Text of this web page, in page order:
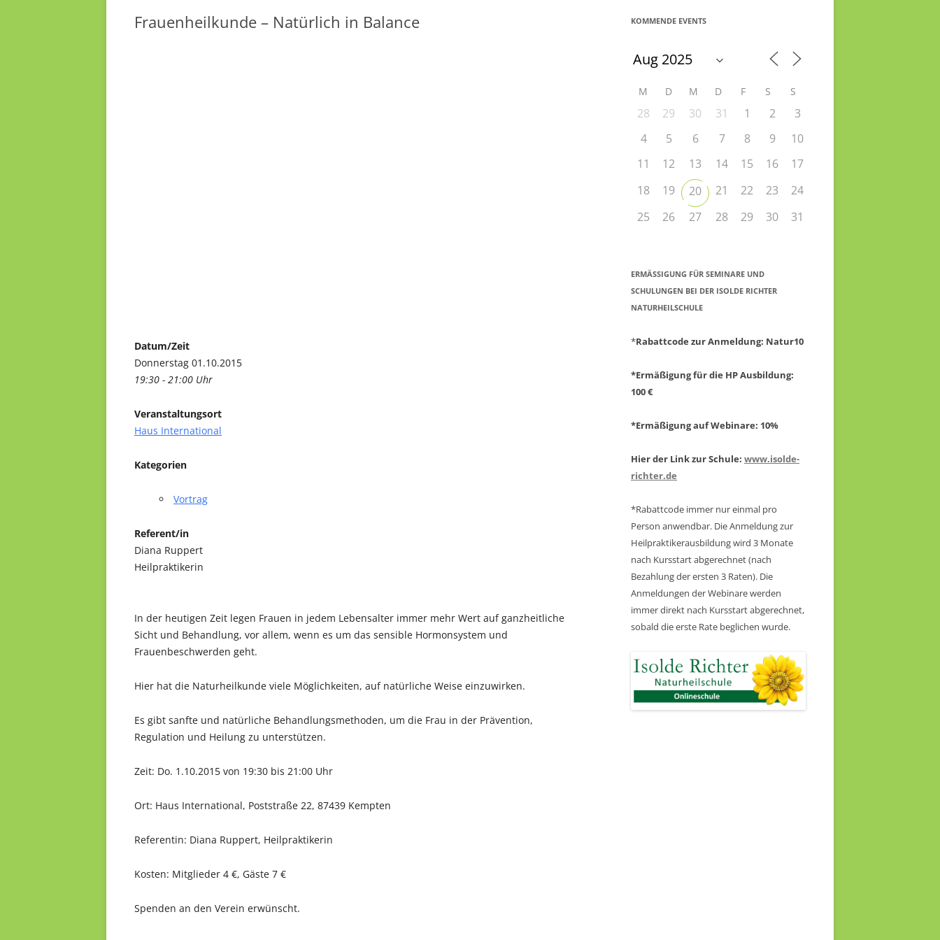
Frauenheilkunde – Natürlich in Balance
Datum/Zeit
Donnerstag 01.10.2015
19:30 - 21:00 Uhr
Veranstaltungsort
Haus International
Kategorien
Vortrag
Referent/in
Diana Ruppert
Heilpraktikerin
In der heutigen Zeit legen Frauen in jedem Lebensalter immer mehr Wert auf ganzheitliche
Sicht und Behandlung, vor allem, wenn es um das sensible Hormonsystem und
Frauenbeschwerden geht.
Hier hat die Naturheilkunde viele Möglichkeiten, auf natürliche Weise einzuwirken.
Es gibt sanfte und natürliche Behandlungsmethoden, um die Frau in der Prävention,
Regulation und Heilung zu unterstützen.
Zeit: Do. 1.10.2015 von 19:30 bis 21:00 Uhr
Ort: Haus International, Poststraße 22, 87439 Kempten
Referentin: Diana Ruppert, Heilpraktikerin
Kosten: Mitglieder 4 €, Gäste 7 €
Spenden an den Verein erwünscht.
KOMMENDE EVENTS
M D M D F S S
28 29 30 31 1 2
3
4
5 6 7 8 9
10
11
12 13 14 15 16
17
18
19 20 21 22 23
24
25
26 27 28 29 30 31
ERMÄSSIGUNG FÜR SEMINARE UND S
CHULUNGEN BEI DER ISOLDE RICHTER N
ATURHEILSCHULE
*Rabattcode zur Anmeldung: Natur10
*Ermäßigung für die HP Ausbildung:
100 €
*Ermäßigung auf Webinare: 10%
Hier der Link zur Schule: www.isolde-
richter.de
*Rabattcode immer nur einmal pro
Person anwendbar. Die Anmeldung zur
Heilpraktikerausbildung wird 3 Monate
nach Kursstart abgerechnet(nach
Bezahlung der ersten 3 Raten). Die
Anmeldungen der Webinare werden
immer direkt nach Kursstart abgerechnet,
sobald die erste Rate beglichen wurde.